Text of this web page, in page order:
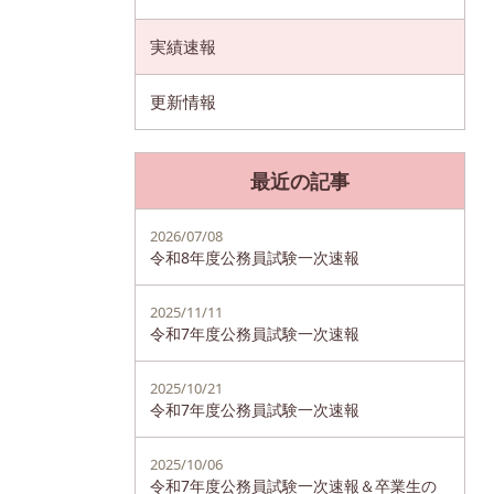
実績速報
更新情報
最近の記事
2026/07/08
令和8年度公務員試験一次速報
2025/11/11
令和7年度公務員試験一次速報
2025/10/21
令和7年度公務員試験一次速報
2025/10/06
令和7年度公務員試験一次速報＆卒業生の